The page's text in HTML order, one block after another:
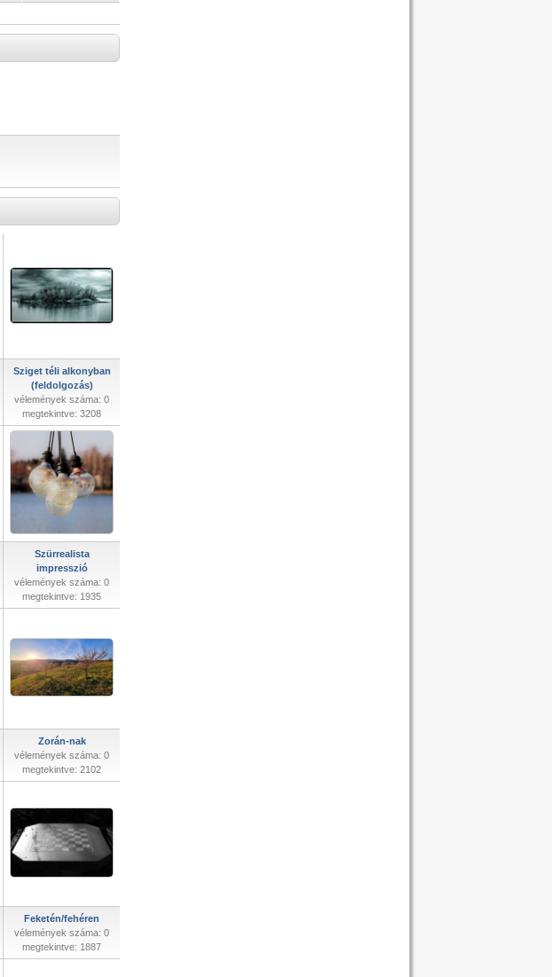
Sziget téli alkonyban
(feldolgozás)
vélemények száma: 0
megtekintve: 3208
Szürrealista
impresszió
vélemények száma: 0
megtekintve: 1935
Zorán-nak
vélemények száma: 0
megtekintve: 2102
Feketén/fehéren
vélemények száma: 0
megtekintve: 1887